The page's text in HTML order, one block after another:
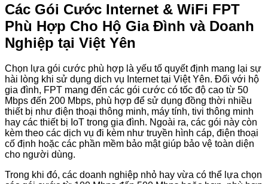
Các Gói Cước Internet & WiFi FPT
Phù Hợp Cho Hộ Gia Đình và Doanh
Nghiệp tại Việt Yên
Chọn lựa gói cước phù hợp là yếu tố quyết định mang lại sự
hài lòng khi sử dụng dịch vụ Internet tại Việt Yên. Đối với hộ
gia đình, FPT mang đến các gói cước có tốc độ cao từ 50
Mbps đến 200 Mbps, phù hợp để sử dụng đồng thời nhiều
thiết bị như điện thoại thông minh, máy tính, tivi thông minh
hay các thiết bị IoT trong gia đình. Ngoài ra, các gói này còn
kèm theo các dịch vụ đi kèm như truyền hình cáp, điện thoại
cố định hoặc các phần mềm bảo mật giúp bảo vệ toàn diện
cho người dùng.
Trong khi đó, các doanh nghiệp nhỏ hay vừa có thể lựa chọn